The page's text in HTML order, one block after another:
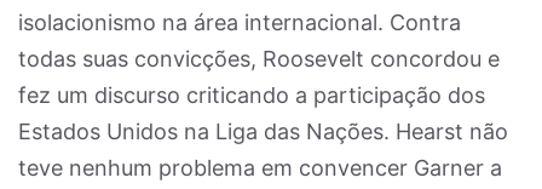
isolacionismo na área internacional. Contra
todas suas convicções, Roosevelt concordou e
fez um discurso criticando a participação dos
Estados Unidos na Liga das Nações. Hearst não
teve nenhum problema em convencer Garner a